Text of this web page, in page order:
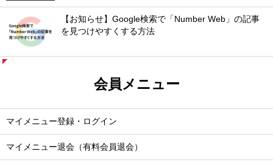
【お知らせ】Google検索で「Number Web」の記事
を見つけやすくする方法
会員メニュー
マイメニュー登録・ログイン
マイメニュー退会（有料会員退会）